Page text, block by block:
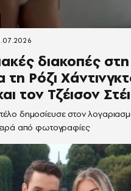
διακοπές στη
τη Ρόζι
τον Τζέισον
δημοσίευσε στον
από φωτογραφίες